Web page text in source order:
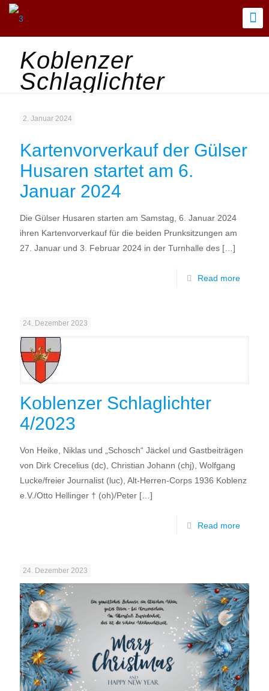
Koblenzer
Schlaglichter
2. Januar 2024
Kartenvorverkauf der Gülser
Husaren startet am 6.
Januar 2024
Die Gülser Husaren starten am Samstag, 6. Januar 2024
ihren Kartenvorverkauf für die beiden Prunksitzungen am
27. Januar und 3. Februar 2024 in der Turnhalle des […]
Read more
24. Dezember 2023
Koblenzer Schlaglichter
4/2023
Von Heike, Niklas und „Schosch“ Jäckel und Gastbeiträgen
von Dirk Crecelius (dc), Christian Johann (chj), Wolfgang
Lucke/freier Journalist (luc), Alt-Herren-Corps 1936 Koblenz
e.V./Otto Hellinger † (oh)/Peter […]
Read more
24. Dezember 2023